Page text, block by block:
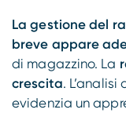
La gestione del
breve appare
di magazzino. La
crescita.
evidenzia un